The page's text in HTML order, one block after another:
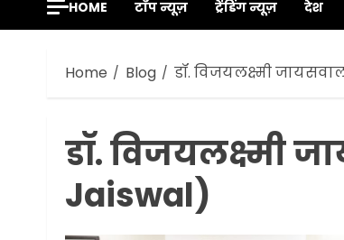
HOME टॉप न्यूज़ ट्रेंडिंग न्यूज़ देश
Home Blog डॉ. विजयलक्ष्मी
डॉ. विजयलक्ष्मी
Jaiswal)